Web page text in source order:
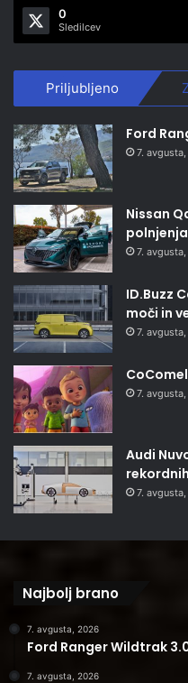
0
Sledilcev
Priljubljeno
Ford
7.
Nissan
7.
ID.Buzz
moči in
7.
7.
Audi
7.
Najbolj brano
7. avgusta, 2026
Ford Ranger Wildtrak
7. avgusta, 2026